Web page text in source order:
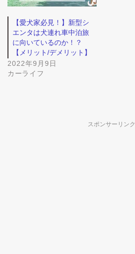
【愛犬家必見！】新型シ
エンタは犬連れ車中泊旅
に向いているのか！？
【メリット/デメリット】
2022年9月9日
カーライフ
スポンサーリンク